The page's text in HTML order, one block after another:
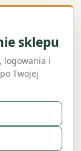
sklepu
logowania i
Twojej